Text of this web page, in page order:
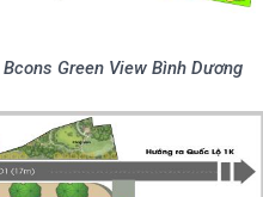
Green View Bình Dương